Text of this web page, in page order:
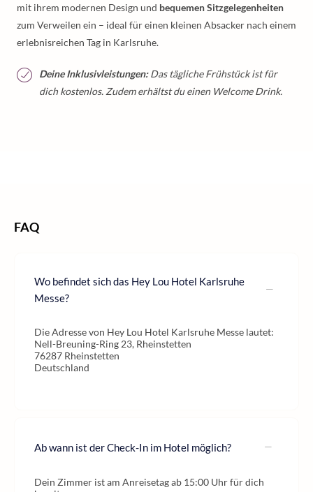
mit ihrem modernen Design und bequemen Sitzgelegenheiten
zum Verweilen ein – ideal für einen kleinen Absacker nach einem
erlebnisreichen Tag in Karlsruhe.
Deine Inklusivleistungen:Das tägliche Frühstück ist für
dich kostenlos. Zudem erhältst du einen Welcome Drink.
FAQ
Wo befindet sich das Hey Lou Hotel Karlsruhe
Messe?
Die Adresse von Hey Lou Hotel Karlsruhe Messe lautet:
Nell-Breuning-Ring 23, Rheinstetten
76287 Rheinstetten
Deutschland
Ab wann ist der Check-In im Hotel möglich?
Dein Zimmer ist am Anreisetag ab 15:00 Uhr für dich